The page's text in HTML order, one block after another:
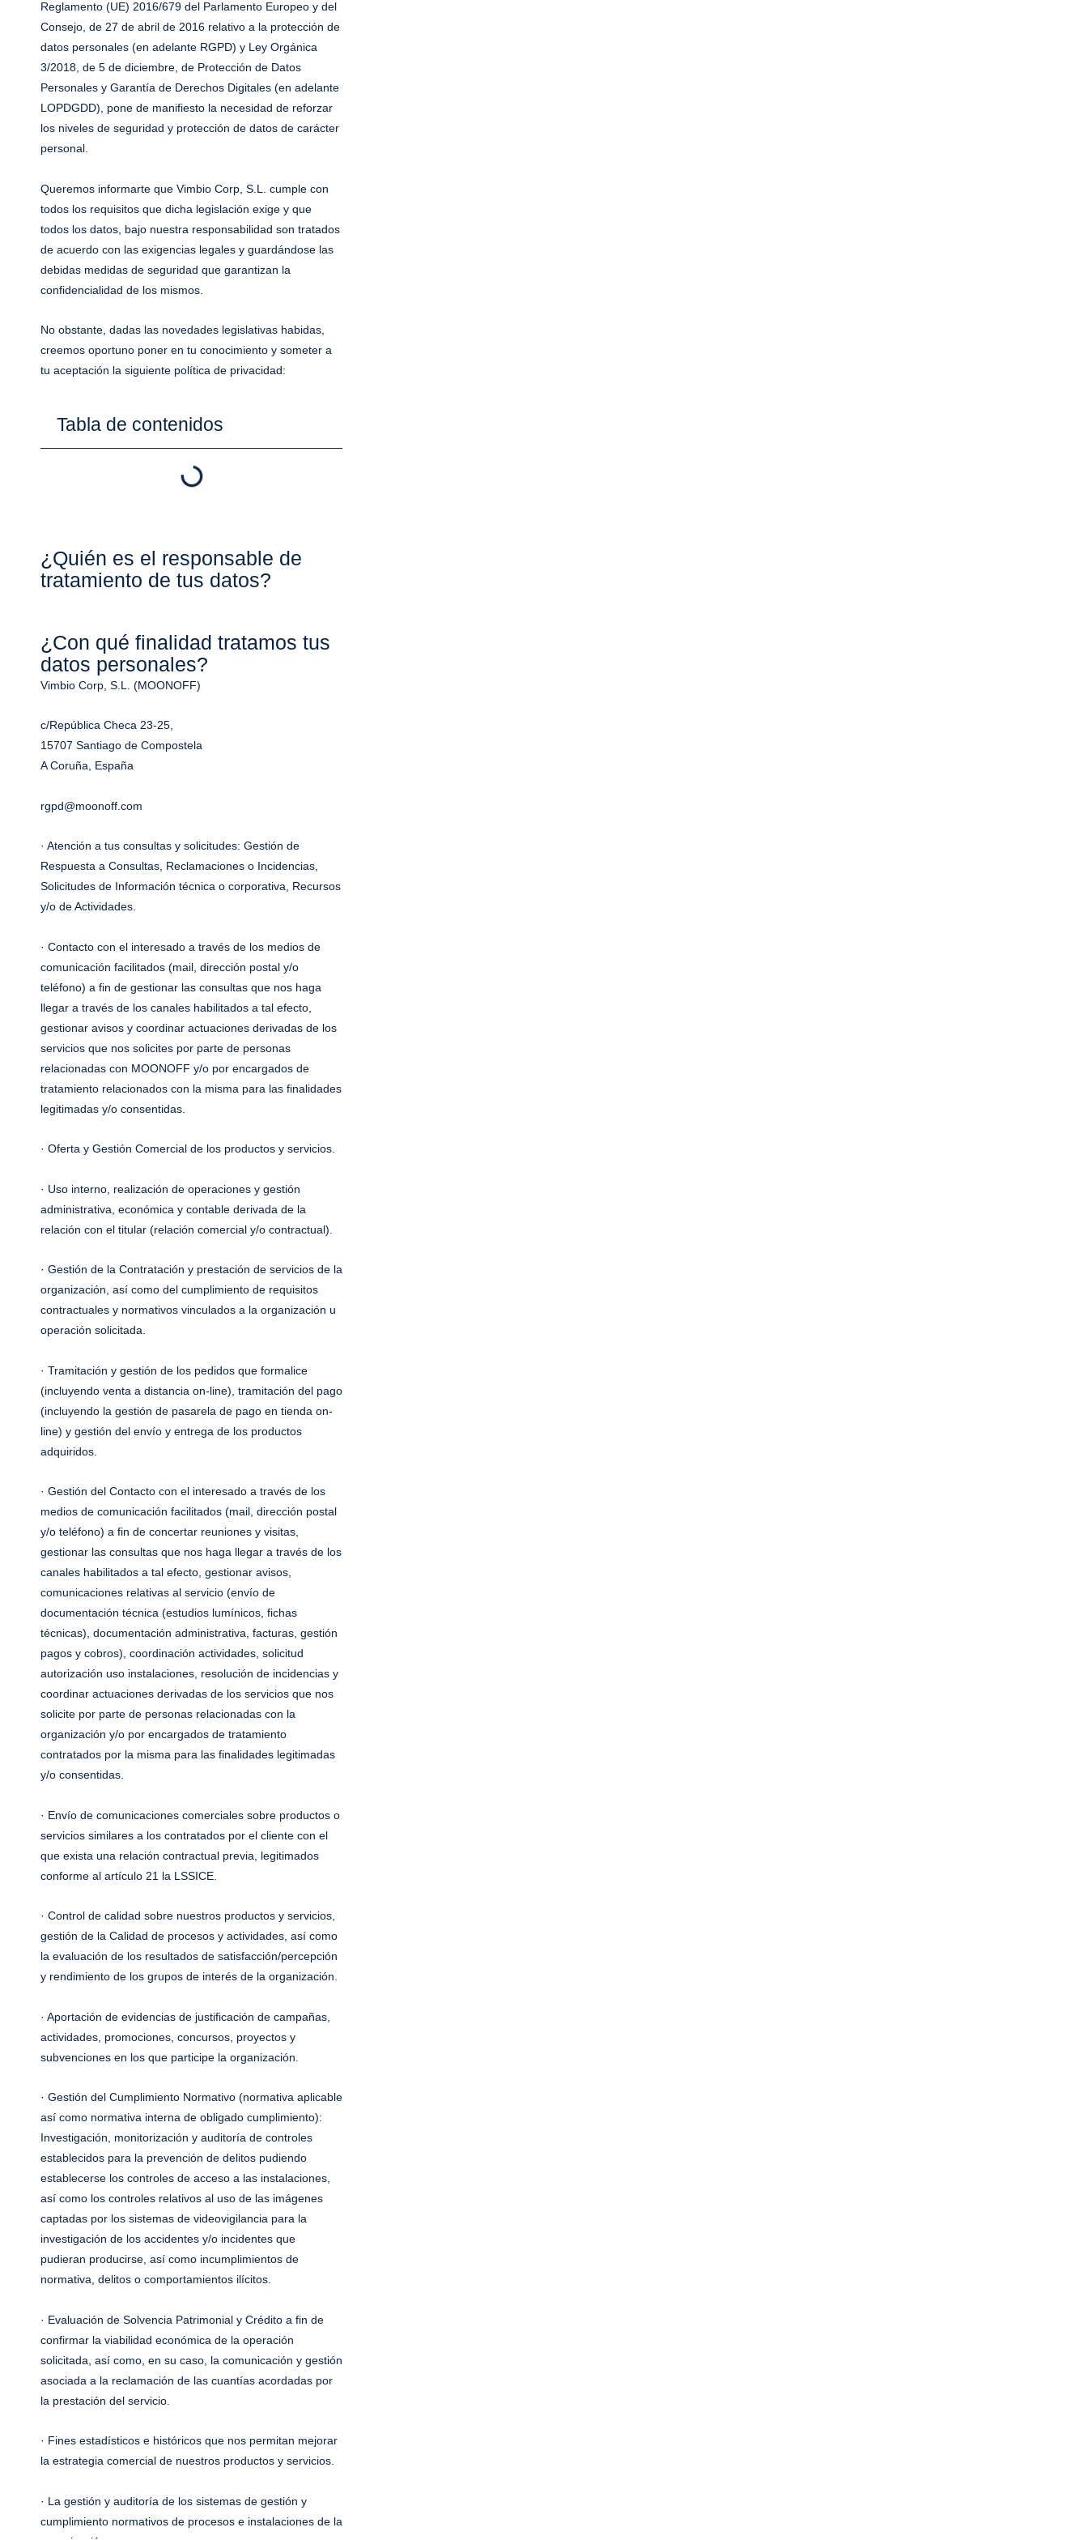
Reglamento (UE) 2016/679 del Parlamento Europeo y del
Consejo, de 27 de abril de 2016 relativo a la protección de
datos personales (en adelante RGPD) y Ley Orgánica
3/2018, de 5 de diciembre, de Protección de Datos
Personales y Garantía de Derechos Digitales (en adelante
LOPDGDD), pone de manifiesto la necesidad de reforzar
los niveles de seguridad y protección de datos de carácter
personal.
Queremos informarte que Vimbio Corp, S.L. cumple con
todos los requisitos que dicha legislación exige y que
todos los datos, bajo nuestra responsabilidad son tratados
de acuerdo con las exigencias legales y guardándose las
debidas medidas de seguridad que garantizan la
confidencialidad de los mismos.
No obstante, dadas las novedades legislativas habidas,
creemos oportuno poner en tu conocimiento y someter a
tu aceptación la siguiente política de privacidad:
Tabla de contenidos
¿Quién es el responsable de
tratamiento de tus datos?
¿Con qué finalidad tratamos tus
datos personales?
Vimbio Corp, S.L. (MOONOFF)
c/República Checa 23-25,
15707 Santiago de Compostela
A Coruña, España
rgpd@moonoff.com
· Atención a tus consultas y solicitudes: Gestión de
Respuesta a Consultas, Reclamaciones o Incidencias,
Solicitudes de Información técnica o corporativa, Recursos
y/o de Actividades.
· Contacto con el interesado a través de los medios de
comunicación facilitados (mail, dirección postal y/o
teléfono) a fin de gestionar las consultas que nos haga
llegar a través de los canales habilitados a tal efecto,
gestionar avisos y coordinar actuaciones derivadas de los
servicios que nos solicites por parte de personas
relacionadas con MOONOFF y/o por encargados de
tratamiento relacionados con la misma para las finalidades
legitimadas y/o consentidas.
· Oferta y Gestión Comercial de los productos y servicios.
· Uso interno, realización de operaciones y gestión
administrativa, económica y contable derivada de la
relación con el titular (relación comercial y/o contractual).
· Gestión de la Contratación y prestación de servicios de la
organización, así como del cumplimiento de requisitos
contractuales y normativos vinculados a la organización u
operación solicitada.
· Tramitación y gestión de los pedidos que formalice
(incluyendo venta a distancia on-line), tramitación del pago
(incluyendo la gestión de pasarela de pago en tienda on-
line) y gestión del envío y entrega de los productos
adquiridos.
· Gestión del Contacto con el interesado a través de los
medios de comunicación facilitados (mail, dirección postal
y/o teléfono) a fin de concertar reuniones y visitas,
gestionar las consultas que nos haga llegar a través de los
canales habilitados a tal efecto, gestionar avisos,
comunicaciones relativas al servicio (envío de
documentación técnica (estudios lumínicos, fichas
técnicas), documentación administrativa, facturas, gestión
pagos y cobros), coordinación actividades, solicitud
autorización uso instalaciones, resolución de incidencias y
coordinar actuaciones derivadas de los servicios que nos
solicite por parte de personas relacionadas con la
organización y/o por encargados de tratamiento
contratados por la misma para las finalidades legitimadas
y/o consentidas.
· Envío de comunicaciones comerciales sobre productos o
servicios similares a los contratados por el cliente con el
que exista una relación contractual previa, legitimados
conforme al artículo 21 la LSSICE.
· Control de calidad sobre nuestros productos y servicios,
gestión de la Calidad de procesos y actividades, así como
la evaluación de los resultados de satisfacción/percepción
y rendimiento de los grupos de interés de la organización.
· Aportación de evidencias de justificación de campañas,
actividades, promociones, concursos, proyectos y
subvenciones en los que participe la organización.
· Gestión del Cumplimiento Normativo (normativa aplicable
así como normativa interna de obligado cumplimiento):
Investigación, monitorización y auditoría de controles
establecidos para la prevención de delitos pudiendo
establecerse los controles de acceso a las instalaciones,
así como los controles relativos al uso de las imágenes
captadas por los sistemas de videovigilancia para la
investigación de los accidentes y/o incidentes que
pudieran producirse, así como incumplimientos de
normativa, delitos o comportamientos ilícitos.
· Evaluación de Solvencia Patrimonial y Crédito a fin de
confirmar la viabilidad económica de la operación
solicitada, así como, en su caso, la comunicación y gestión
asociada a la reclamación de las cuantías acordadas por
la prestación del servicio.
· Fines estadísticos e históricos que nos permitan mejorar
la estrategia comercial de nuestros productos y servicios.
· La gestión y auditoría de los sistemas de gestión y
cumplimiento normativos de procesos e instalaciones de la